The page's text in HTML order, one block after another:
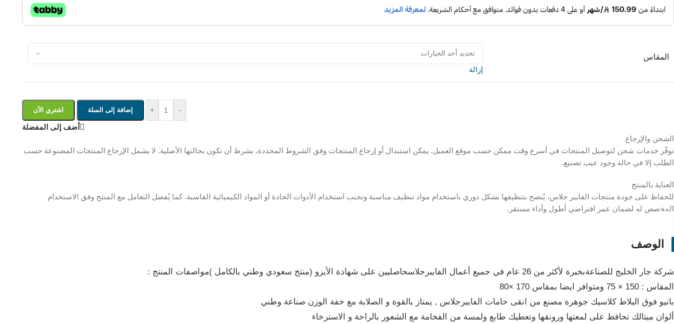
المقاس
إزالة
-
+ إضافة إلى السلة اشتري الآن
أضف إلى المفضلة
الشحن والإرجاع
نوفّر خدمات شحن لتوصيل المنتجات في أسرع وقت ممكن حسب موقع العميل. يمكن استبدال أو إرجاع المنتجات وفق الشروط المحددة، بشرط أن تكون بحالتها الأصلية. لا يشمل الإرجاع المنتجات المصنوعة حسب
الطلب إلا في حالة وجود عيب تصنيع.
العناية بالمنتج
للحفاظ على جودة منتجات الفايبر جلاس، يُنصح بتنظيفها بشكل دوري باستخدام مواد تنظيف مناسبة وتجنب استخدام الأدوات الحادة أو المواد الكيميائية القاسية. كما يُفضل التعامل مع المنتج وفق الاستخدام
المخصص له لضمان عمر افتراضي أطول وأداء مستقر.
الوصف
شركة جار الخليج للصناعةبخيرة لأكثر من 26 عام في جميع أعمال الفايبرجلاسحاصليين على شهادة الأيزو (منتج سعودي وطني بالكامل )مواصفات المنتج :
المقاس : 150 × 75 ومتوافر ايضا بمقاس 170 ×80
بانيو فوق البلاط كلاسيك جوهرة مصنع من انقى خامات الفايبرجلاس , يمتاز بالقوة و الصلابة مع خفة الوزن صناعة وطني
ألوان ميتالك تحافظ على لمعتها ورونقها وتعطيك طابع ولمسة من الفخامة مع الشعور بالراحة و الاسترخاء